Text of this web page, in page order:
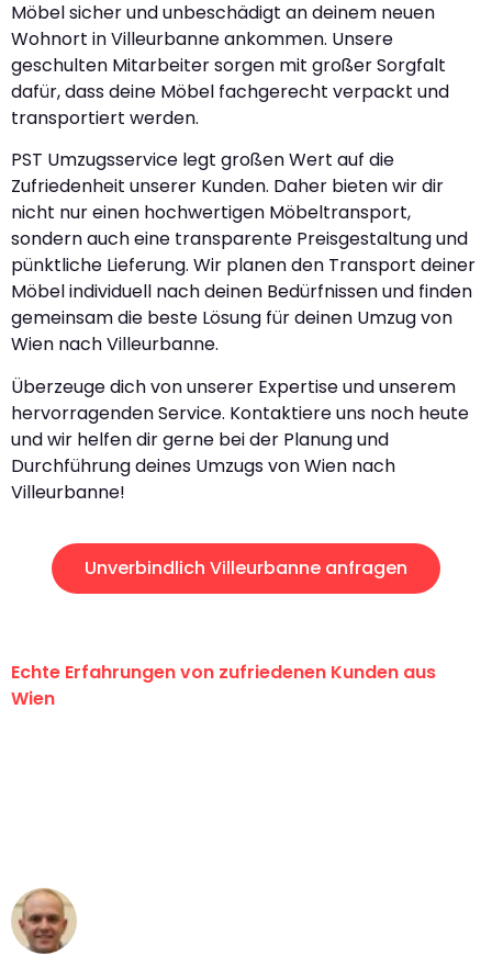
Möbel sicher und unbeschädigt an deinem neuen
Wohnort in Villeurbanne ankommen. Unsere
geschulten Mitarbeiter sorgen mit großer Sorgfalt
dafür, dass deine Möbel fachgerecht verpackt und
transportiert werden.
PST Umzugsservice legt großen Wert auf die
Zufriedenheit unserer Kunden. Daher bieten wir dir
nicht nur einen hochwertigen Möbeltransport,
sondern auch eine transparente Preisgestaltung und
pünktliche Lieferung. Wir planen den Transport deiner
Möbel individuell nach deinen Bedürfnissen und finden
gemeinsam die beste Lösung für deinen Umzug von
Wien nach Villeurbanne.
Überzeuge dich von unserer Expertise und unserem
hervorragenden Service. Kontaktiere uns noch heute
und wir helfen dir gerne bei der Planung und
Durchführung deines Umzugs von Wien nach
Villeurbanne!
Unverbindlich Villeurbanne anfragen
Echte Erfahrungen von zufriedenen Kunden aus
Wien